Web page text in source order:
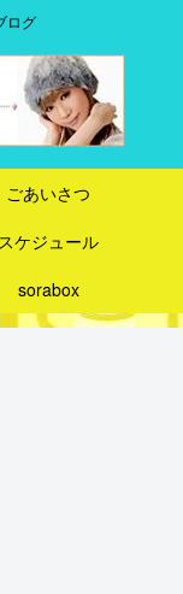
ログ
ごあいさつ
スケジュール
sorabox